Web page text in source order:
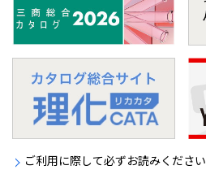
ご利用に際して必ずお読みください